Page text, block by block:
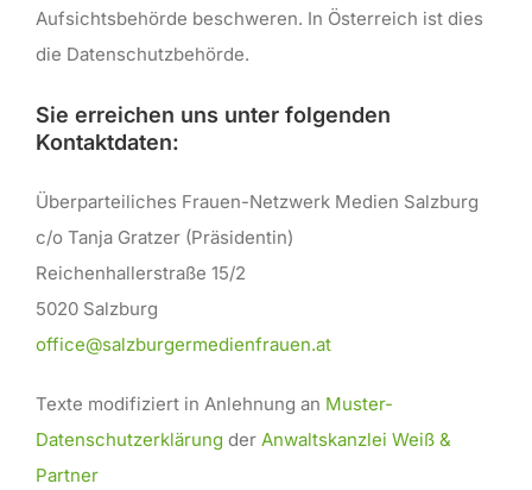
Aufsichtsbehörde beschweren. In Österreich ist dies
die Datenschutzbehörde.
Sie erreichen uns unter folgenden
Kontaktdaten:
Überparteiliches Frauen-Netzwerk Medien Salzburg
c/o Tanja Gratzer (Präsidentin)
Reichenhallerstraße 15/2
5020 Salzburg
office@salzburgermedienfrauen.at
Texte modifiziert in Anlehnung an Muster-
Datenschutzerklärung der Anwaltskanzlei Weiß &
Partner